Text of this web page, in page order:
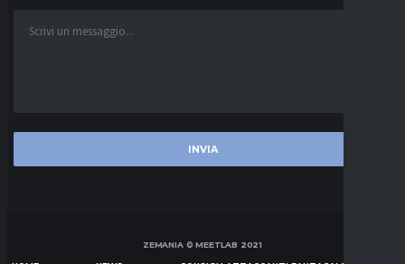
ZEMANIA © MEETLAB 2021